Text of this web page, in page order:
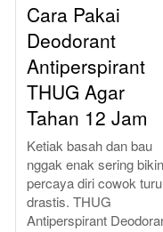
Cara Pakai
Deodorant
Antiperspirant
THUG Agar
Tahan 12 Jam
Ketiak basah dan bau
nggak enak sering bikin
percaya diri cowok
drastis. THUG
Antiperspirant